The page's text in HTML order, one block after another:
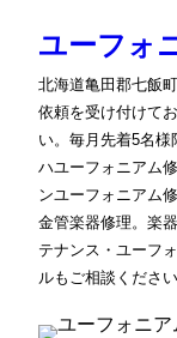
ユーフォ
北海道亀田郡七飯
依頼を受け付けて
い。毎月先着5名
ハユーフォニアム
ンユーフォニアム
金管楽器修理。楽
テナンス・ユーフ
ルもご相談ください